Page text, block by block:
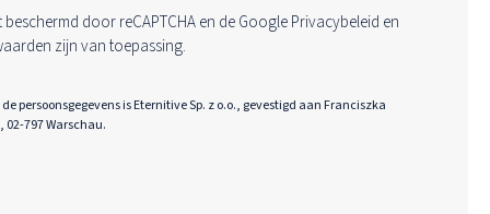
beschermd door reCAPTCHA en de GooglePrivacybeleid en
zijn van toepassing.
persoonsgegevens is Eternitive Sp. z o.o., gevestigd aan Franciszka
02-797 Warschau.